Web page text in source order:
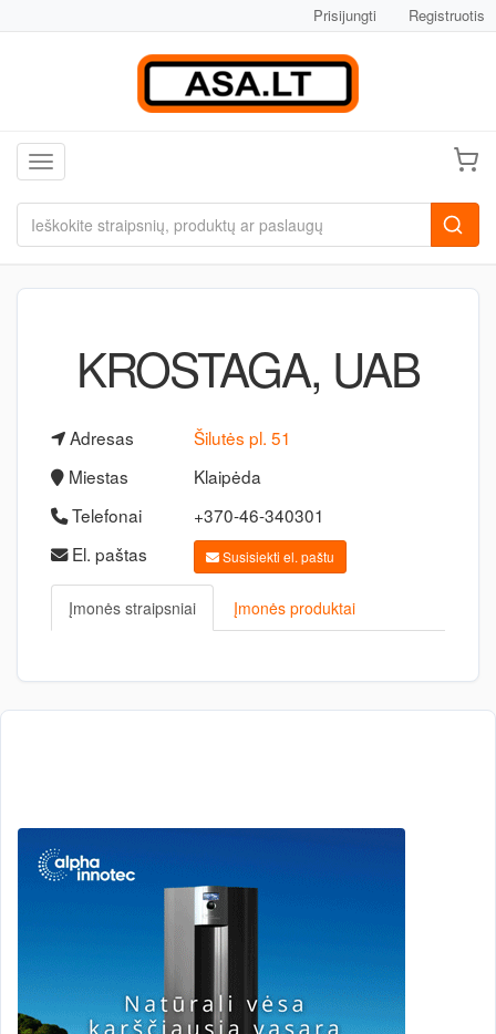
Prisijungti Registruotis
Toggle navigation
KROSTAGA, UAB
Adresas
Šilutės pl. 51
Miestas
Klaipėda
Telefonai
+370-46-340301
El. paštas
Susisiekti el. paštu
Įmonės straipsniai Įmonės produktai